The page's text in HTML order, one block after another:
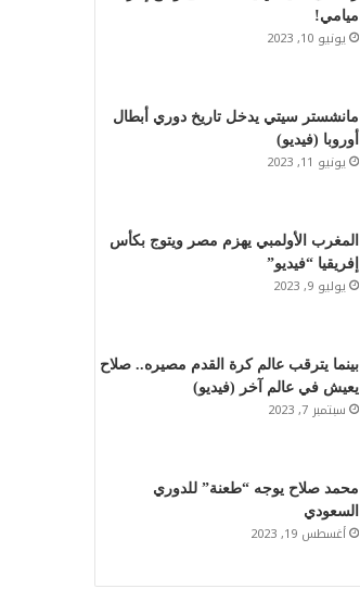
ميامي!
يونيو 10, 2023
مانشستر سيتي يدخل تاريخ دوري أبطال
أوروبا (فيديو)
يونيو 11, 2023
المغرب الأولمبي يهزم مصر ويتوج بكأس
إفريقيا “فيديو”
يوليو 9, 2023
بينما يترقب عالم كرة القدم مصيره.. صلاح
يعيش في عالم آخر (فيديو)
سبتمبر 7, 2023
محمد صلاح يوجه “طعنة” للدوري
السعودي
أغسطس 19, 2023